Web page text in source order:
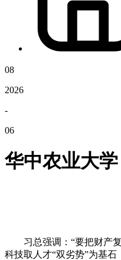
08
2026
-
06
华中农业大
习总强调：“要把财产复
科技取人才“双劣势”为基